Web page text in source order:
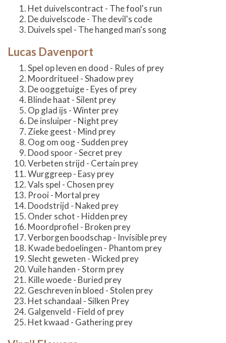
Het duivelscontract - The fool's run
De duivelscode - The devil's code
Duivels spel - The hanged man's song
Lucas Davenport
Spel op leven en dood - Rules of prey
Moordritueel - Shadow prey
De ooggetuige - Eyes of prey
Blinde haat - Silent prey
Op glad ijs - Winter prey
De insluiper - Night prey
Zieke geest - Mind prey
Oog om oog - Sudden prey
Dood spoor - Secret prey
Verbeten strijd - Certain prey
Wurggreep - Easy prey
Vals spel - Chosen prey
Prooi - Mortal prey
Doodstrijd - Naked prey
Onder schot - Hidden prey
Moordprofiel - Broken prey
Verborgen boodschap - Invisible prey
Kwade bedoelingen - Phantom prey
Slecht geweten - Wicked prey
Vuile handen - Storm prey
Kille woede - Buried prey
Geschreven in bloed - Stolen prey
Het schandaal - Silken Prey
Galgenveld - Field of prey
Het kwaad - Gathering prey